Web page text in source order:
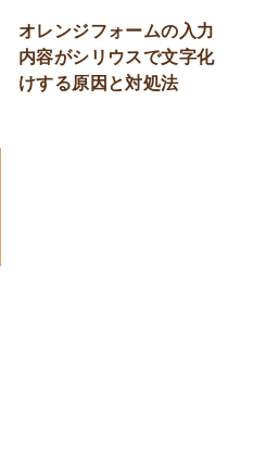
オレンジフォームの入力
内容がシリウスで文字化
けする原因と対処法